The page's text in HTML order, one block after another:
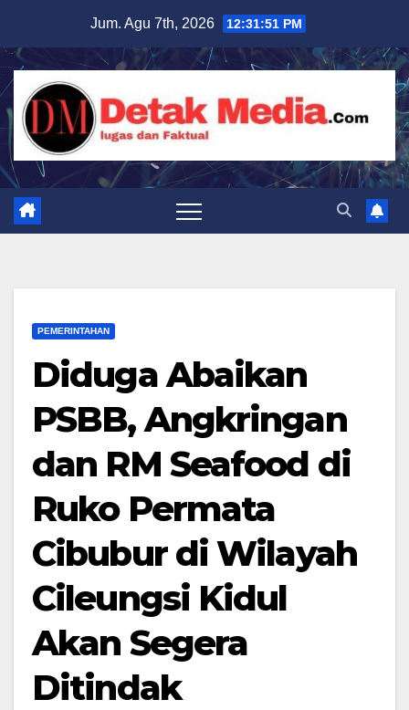
content
Jum. Agu 7th, 2026 12:31:52 PM
PEMERINTAHAN
Diduga Abaikan
PSBB, Angkringan
dan RM Seafood di
Ruko Permata
Cibubur di Wilayah
Cileungsi Kidul
Akan Segera
Ditindak